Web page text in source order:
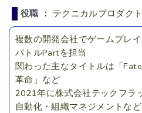
役職 ： テクニカルプロダク
複数の開発会社でゲームプレ
バトルPartを担当
関わった主なタイトルは「
革命」など
2021年に株式会社テックフラ
自動化・組織マネジメントな